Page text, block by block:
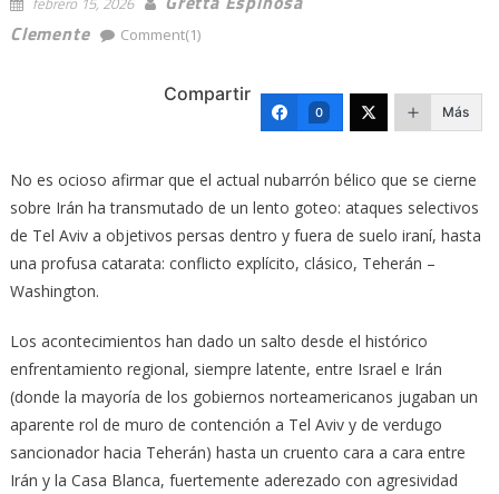
Clemente
Comment(1)
Compartir
0 Más
No es ocioso afirmar que el actual nubarrón bélico que se cierne
sobre Irán ha transmutado de un lento goteo: ataques selectivos
de Tel Aviv a objetivos persas dentro y fuera de suelo iraní, hasta
una profusa catarata: conflicto explícito, clásico, Teherán –
Washington.
Los acontecimientos han dado un salto desde el histórico
enfrentamiento regional, siempre latente, entre Israel e Irán
(donde la mayoría de los gobiernos norteamericanos jugaban un
aparente rol de muro de contención a Tel Aviv y de verdugo
sancionador hacia Teherán) hasta un cruento cara a cara entre
Irán y la Casa Blanca, fuertemente aderezado con agresividad